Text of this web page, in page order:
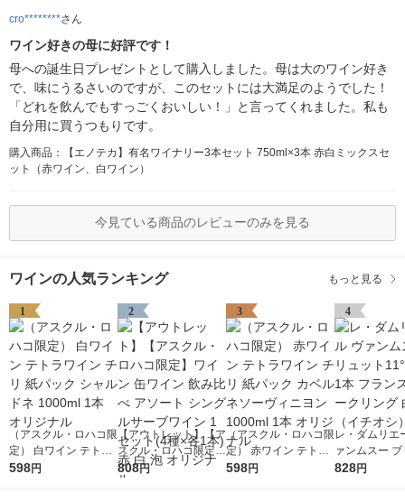
cro********さん
ワイン好きの母に好評です！
母への誕生日プレゼントとして購入しました。母は大のワイン好き
で、味にうるさいのですが、このセットには大満足のようでした！
「どれを飲んでもすっごくおいしい！」と言ってくれました。私も
自分用に買うつもりです。
購入商品：【エノテカ】有名ワイナリー3本セット 750ml×3本 赤白ミックスセ
ット（赤ワイン、白ワイン）
今見ている商品のレビューのみを見る
ワインの人気ランキング もっと見る
1
（アスクル・ロハコ限
定） 白ワイン テトラ
ワイン チリ 紙パック
598円
2
【アウトレット】【ア
スクル・ロハコ限定】
ワイン 缶ワイン 飲み
808円
3
（アスクル・ロハコ限
定） 赤ワイン テトラ
ワイン チリ 紙パック
598円
4
レ・ダムリエ
ァンムスー
ト11°750ml 1
828円